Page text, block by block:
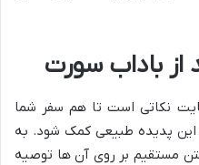
از باداب سورت
نکاتی است تا هم سفر شما
پدیده طبیعی کمک شود. به
مستقیم بر روی آن ها توصیه